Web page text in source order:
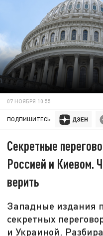
07 НОЯБРЯ 10:55
ПОДПИШИТЕСЬ:
Секретные
Россией и Киевом.
верить
Западные издания
секретных
и Украиной.